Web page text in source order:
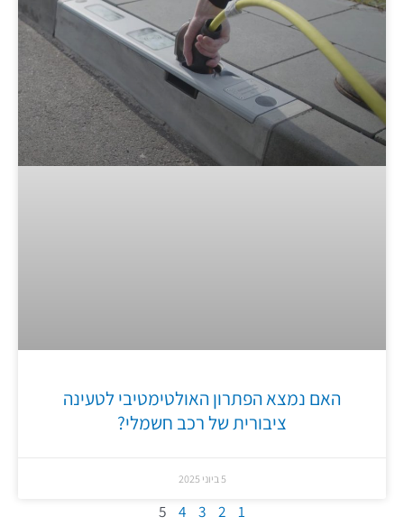
האם נמצא הפתרון האולטימטיבי לטעינה
ציבורית של רכב חשמלי?
5 ביוני 2025
1
2
3
4
5